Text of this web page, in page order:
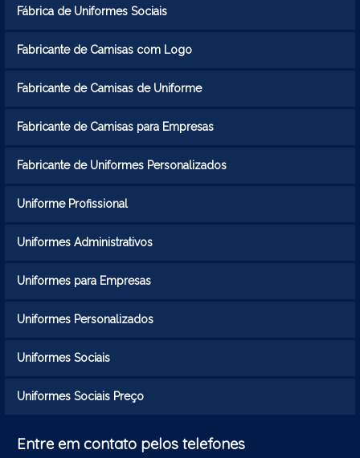
Fábrica de Uniformes Sociais
Fabricante de Camisas com Logo
Fabricante de Camisas de Uniforme
Fabricante de Camisas para Empresas
Fabricante de Uniformes Personalizados
Uniforme Profissional
Uniformes Administrativos
Uniformes para Empresas
Uniformes Personalizados
Uniformes Sociais
Uniformes Sociais Preço
Entre em contato pelos telefones